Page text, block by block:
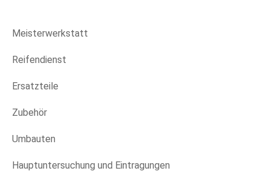
Meisterwerkstatt
Reifendienst
Ersatzteile
Zubehör
Umbauten
Hauptuntersuchung und Eintragungen